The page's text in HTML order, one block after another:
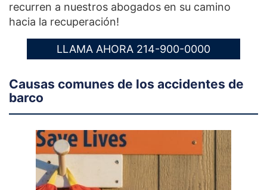
recurren a nuestros abogados en su camino
hacia la recuperación!
LLAMA AHORA 214-900-0000
Causas comunes de los accidentes de
barco